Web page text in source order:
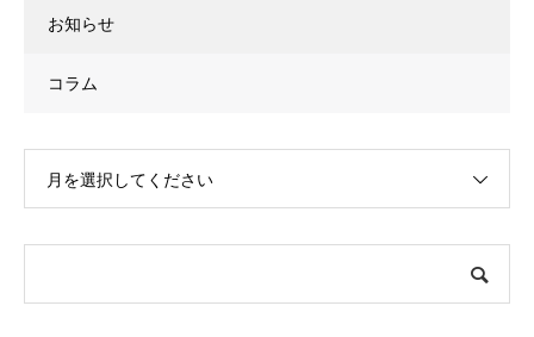
お知らせ
コラム
月を選択してください